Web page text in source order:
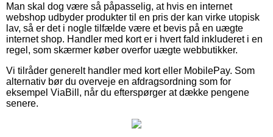
Man skal dog være så påpasselig, at hvis en internet
webshop udbyder produkter til en pris der kan virke utopisk
lav, så er det i nogle tilfælde være et bevis på en uægte
internet shop. Handler med kort er i hvert fald inkluderet i en
regel, som skærmer køber overfor uægte webbutikker.
Vi tilråder generelt handler med kort eller MobilePay. Som
alternativ bør du overveje en afdragsordning som for
eksempel ViaBill, når du efterspørger at dække pengene
senere.